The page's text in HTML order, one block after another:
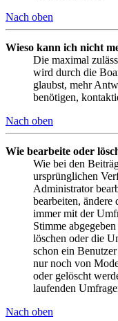
Nach oben
Wieso kann ich nicht
Die maximal
wird durch die
glaubst, mehr
benötigen,
Nach oben
Wie bearbeite oder
Wie bei den
ursprünglichen
Administrator
bearbeiten, ändere
immer mit der
Stimme
löschen oder die
schon ein
nur noch von
oder gelöscht
laufenden
Nach oben